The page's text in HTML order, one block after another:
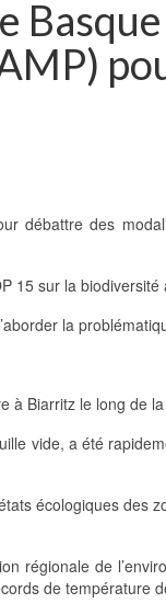
débattre des
15 sur la biodiversité
la
à Biarritz le long de
vide, a été
écologiques des
régionale de
de température